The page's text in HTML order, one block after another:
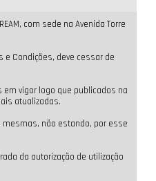
com sede na Avenida Torre
Condições, deve cessar de
em vigor logo que publicados na
atualizadas.
mesmas, não estando, por esse
da autorização de utilização